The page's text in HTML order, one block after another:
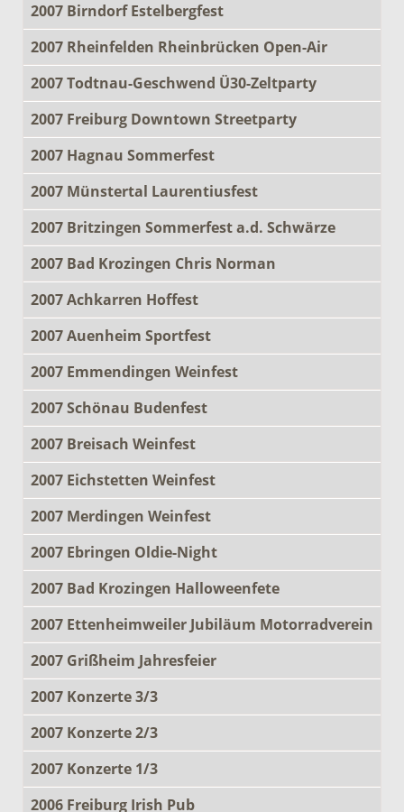
2007 Birndorf Estelbergfest
2007 Rheinfelden Rheinbrücken Open-Air
2007 Todtnau-Geschwend Ü30-Zeltparty
2007 Freiburg Downtown Streetparty
2007 Hagnau Sommerfest
2007 Münstertal Laurentiusfest
2007 Britzingen Sommerfest a.d. Schwärze
2007 Bad Krozingen Chris Norman
2007 Achkarren Hoffest
2007 Auenheim Sportfest
2007 Emmendingen Weinfest
2007 Schönau Budenfest
2007 Breisach Weinfest
2007 Eichstetten Weinfest
2007 Merdingen Weinfest
2007 Ebringen Oldie-Night
2007 Bad Krozingen Halloweenfete
2007 Ettenheimweiler Jubiläum Motorradverein
2007 Grißheim Jahresfeier
2007 Konzerte 3/3
2007 Konzerte 2/3
2007 Konzerte 1/3
2006 Freiburg Irish Pub